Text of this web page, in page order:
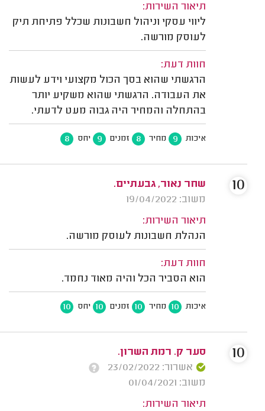
תיאור השירות:
ליווי עסקי וניהול חשבונות שכלל פתיחת תיק
לעוסק מורשה.
חוות דעת:
הרגשתי שהוא בסך הכול מקצועי וידע לעשות
את העבודה. הרגשתי שהוא משקיע יותר
בהתחלה והמחיר היה גבוה מעט לדעתי.
איכות 9 מחיר 8 זמנים 9 יחס 8
שחר נאור, גבעתיים.
משוב: 19/04/2022
תיאור השירות:
הנהלת חשבונות לעוסק מורשה.
חוות דעת:
הוא הסביר הכל והיה מאוד נחמד.
איכות 10 מחיר 10 זמנים 10 יחס 10
10
סער ק. רמת השרון.
אשרור: 23/02/2022
משוב: 01/04/2021
תיאור השירות:
10